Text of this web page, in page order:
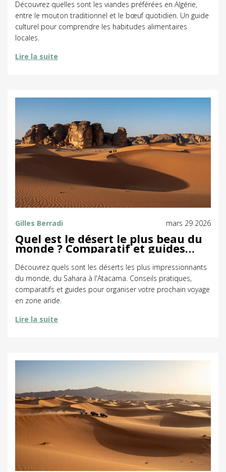
Découvrez quelles sont les viandes préférées en Algérie,
entre le mouton traditionnel et le bœuf quotidien. Un guide
culturel pour comprendre les habitudes alimentaires
locales.
Lire la suite
Gilles Berradi mars 29 2026
Quel est le désert le plus beau du
monde ? Comparatif et guides
pour choisir
Découvrez quels sont les déserts les plus impressionnants
du monde, du Sahara à l'Atacama. Conseils pratiques,
comparatifs et guides pour organiser votre prochain voyage
en zone aride.
Lire la suite